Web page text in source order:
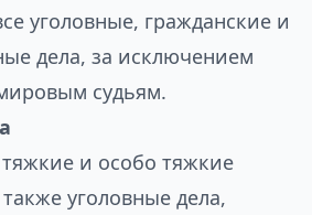
уголовные, гражданские и
дела, за исключением
судьям.
и особо тяжкие
уголовные дела,